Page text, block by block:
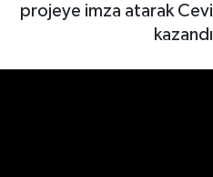
projeye imza atarak
Haber Arşivi